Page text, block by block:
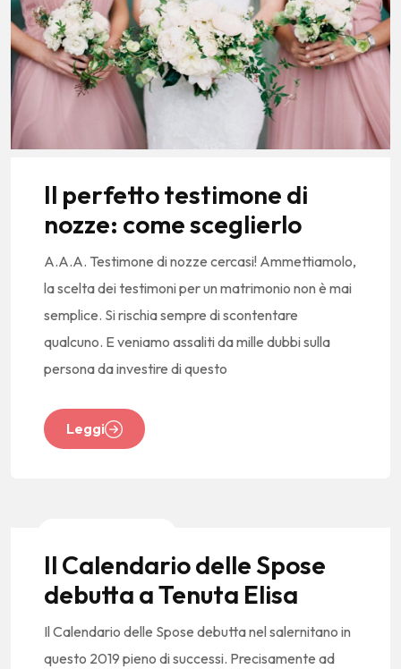
Il perfetto testimone di
nozze: come sceglierlo
A.A.A. Testimone di nozze cercasi! Ammettiamolo,
la scelta dei testimoni per un matrimonio non è mai
semplice. Si rischia sempre di scontentare
qualcuno. E veniamo assaliti da mille dubbi sulla
persona da investire di questo
Leggi
Il Calendario delle Spose
debutta a Tenuta Elisa
Il Calendario delle Spose debutta nel salernitano in
questo 2019 pieno di successi. Precisamente ad